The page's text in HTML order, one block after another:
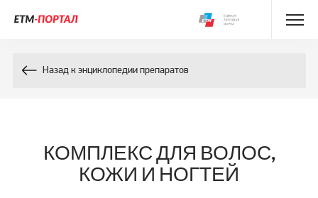
Назад к энциклопедии препаратов
КОМПЛЕКС ДЛЯ ВОЛОС,
КОЖИ И НОГТЕЙ